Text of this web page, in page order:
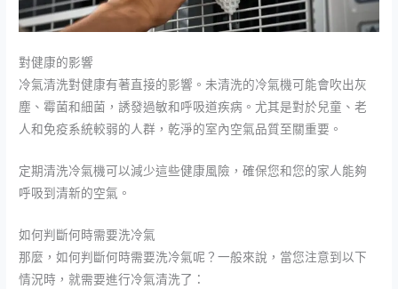
對健康的影響
冷氣清洗對健康有著直接的影響。未清洗的冷氣機可能會吹出灰
塵、霉菌和細菌，誘發過敏和呼吸道疾病。尤其是對於兒童、老
人和免疫系統較弱的人群，乾淨的室內空氣品質至關重要。
定期清洗冷氣機可以減少這些健康風險，確保您和您的家人能夠
呼吸到清新的空氣。
如何判斷何時需要洗冷氣
那麼，如何判斷何時需要洗冷氣呢？一般來說，當您注意到以下
情況時，就需要進行冷氣清洗了：